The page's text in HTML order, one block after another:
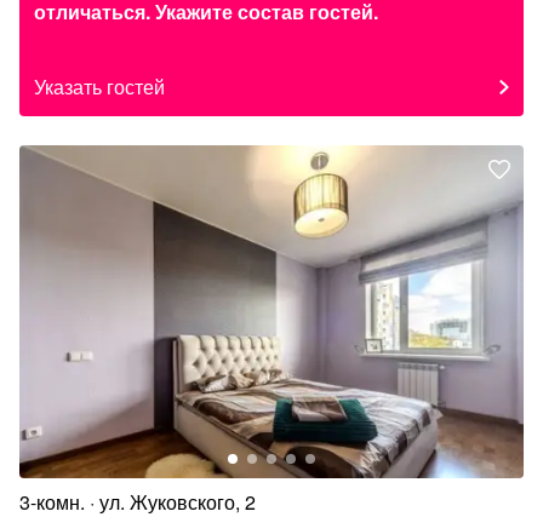
отличаться. Укажите состав гостей.
Указать гостей
3-комн. ул. Жуковского, 2